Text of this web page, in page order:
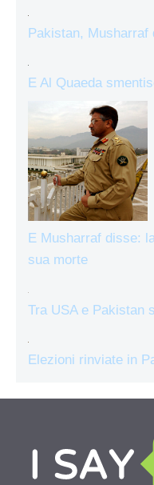
Pakistan, Musharraf
E Al Quaeda
E Musharraf disse:
sua morte
Tra USA e Pakistan
Elezioni rinviate in